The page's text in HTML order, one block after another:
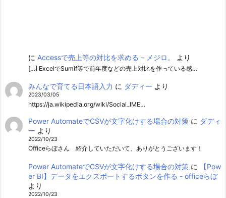
に Accessで売上等の対比を求める – メジロ。 より
[…] ExcelでSumif等で前年度などの売上対比を作っている感…
みんなで育てる日本語入力 に ダディー より
2023/03/05
https://ja.wikipedia.org/wiki/Social_IME…
Power AutomateでCSVが文字化けする場合の対策に ダディ
ー より
2022/10/23
Officeらぼさん 紹介していただいて、ありがとうございます！
Power AutomateでCSVが文字化けする場合の対策に
【Pow
er BI】データをエクスポートするボタンを作る - officeらぼ
より
2022/10/23